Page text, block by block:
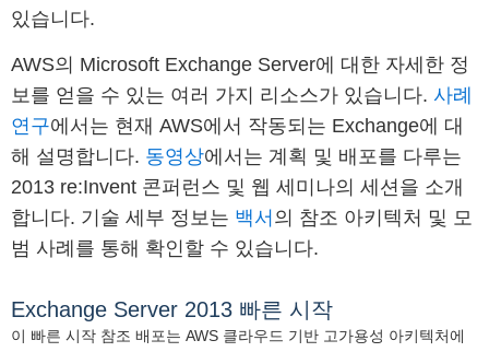
있습니다.
AWS의 Microsoft Exchange Server에 대한 자세한 정
보를 얻을 수 있는 여러 가지 리소스가 있습니다. 사례
연구에서는 현재 AWS에서 작동되는 Exchange에 대
해 설명합니다. 동영상에서는 계획 및 배포를 다루는
2013 re:Invent 콘퍼런스 및 웹 세미나의 세션을 소개
합니다. 기술 세부 정보는 백서 의 참조 아키텍처 및 모
범 사례를 통해 확인할 수 있습니다.
Exchange Server 2013 빠른 시작
이 빠른 시작 참조 배포는 AWS 클라우드 기반 고가용성 아키텍처에